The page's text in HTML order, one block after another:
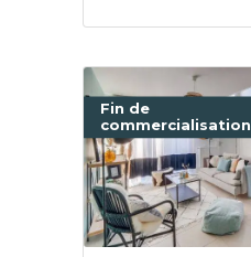
Fin de
commercialisation